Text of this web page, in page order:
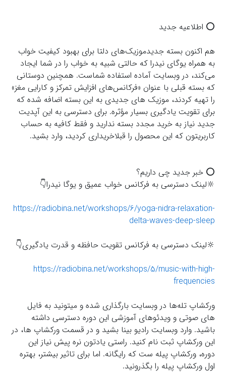
⭕️ اطلاعیه جدید
هم اکنون بسته جدیدموزیک‌های دلتا برای بهبود کیفیت خواب
به همراه یوگای نیدرا که حالتی شبیه به خواب را در شما ایجاد
می‌کند، در وبسایت آماده استفاده شماست. همچنین دوستانی
که بسته قبلی با عنوان «فرکانس‌های افزایش تمرکز و کارایی مغز»
را تهیه کردند، موزیک های جدیدی به این بسته اضافه شده که
برای تقویت یادگیری بسیار مؤثره. برای دسترسی به این آپدیت
جدید نیاز به خرید مجدد بسته ندارید و فقط کافیه به حساب
کاربریتون که این محصول را قبلاخریداری کردید، وارد بشید.
⭕️ خبر جدید چی داریم؟
🔆لينك دسترسى به فركانس خواب عميق و يوگا نيدرا👇
https://radiobina.net/workshops/6/yoga-nidra-relaxation-
delta-waves-deep-sleep
🔆لينك دسترسى به فركانس تقويت حافظه و قدرت يادگيرى👇
https://radiobina.net/workshops/5/music-with-high-
frequencies
ورکشاپ تله‌ها در وبسایت بارگذاری شده و میتونید به فایل
های صوتی و ویدئوهای آموزشی این دوره دسترسی داشته
باشید. وارد وبسایت رادیو بینا بشید و در قسمت ورکشاپ ها، در
این ورکشاپ ثبت نام کنید. راستی یادتون نره پیش نیاز این
دوره، ورکشاپ پیله ست که رایگانه. اما برای تاثیر بیشتر، بهتره
اول ورکشاپ پیله را بگذرونید.